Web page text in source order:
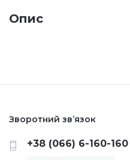
Слюда
Фарби для розпису
Опис
Зворотний зв’язок
+38 (066) 6-160-160